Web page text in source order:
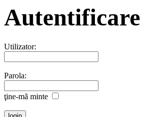
Autentificare
Utilizator:
Parola:
ţine-mã minte